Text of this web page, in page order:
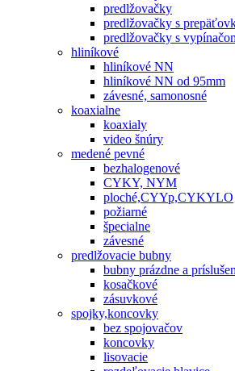
predlžovačky
predlžovačky s
predlžovačky s
hliníkové
hliníkové NN
hliníkové NN od 95mm
závesné, samonosné
koaxialne
koaxialy
video šnúry
medené pevné
bezhalogenové
CYKY, NYM
ploché,CYYp,CYKYLO
požiarné
špecialne
závesné
predlžovacie bubny
bubny prázdne a
kosačkové
zásuvkové
spojky,koncovky
bez spojovačov
koncovky
lisovacie